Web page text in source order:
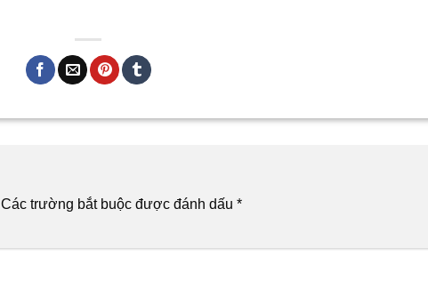
Các trường bắt buộc được đánh dấu *